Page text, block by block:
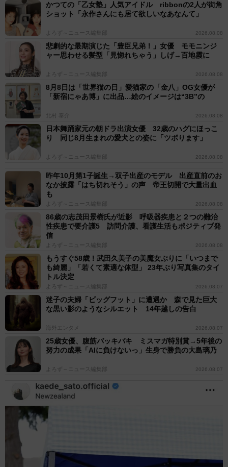
かつての「乙女塾」人気アイドル ribbonの2人が街角
ショット「永作さんにも居て欲しいなあなんて」
よろず～ニュース編集部 2026.08.08
悲劇的な最期演じた「豊臣兄弟！」女優 モモニンジ
ャー思わせる髪型「見惚れちゃう」しげ→百地霞に
よろず～ニュース編集部 2026.08.08
8月8日は「世界猫の日」愛猫家の「金八」OG女優が
「新宿にゃあ博」に出品…絵のイメージは“3B”の
北村 泰介 2026.08.08
日本舞踊家元の朝ドラ出演女優 32歳のハグにほっこ
り 同じ8月生まれの愛犬との姿に「ツボります」
よろず～ニュース編集部 2026.08.08
昨年10月第1子誕生→双子出産のモデル 出産直前のお
なか披露「はち切れそう」の声 帝王切開で大量出血
も
よろず～ニュース編集部 2026.08.08
86歳の志茂田景樹氏が近影 呼吸器疾患と２つの難治
性疾患で要介護5 訪問介護、看護生活もポジティブ発
信
よろず～ニュース編集部 2026.08.08
もうすぐ58歳！武田久美子の美魔女ぶりに「いつまで
も綺麗」「若くて素適な体型」 23年ぶり写真集のタイ
トル決定
よろず～ニュース編集部 2026.08.07
迷子の夫婦「ビッグフット」に遭遇か 森で見た巨大
な黒い影のようなシルエット 14年越しの告白
海外エンタメ 2026.08.07
25歳女優、腹筋バッキバキ ミスマガ特別賞→5年後の
努力の成果「AIに負けないっ」生身で勝負の大島璃乃
よろず～ニュース編集部 2026.08.07